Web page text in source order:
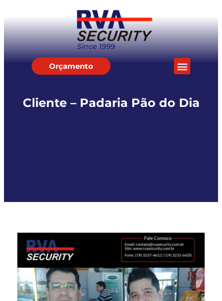
Orçamento
Cliente – Padaria Pão do Dia